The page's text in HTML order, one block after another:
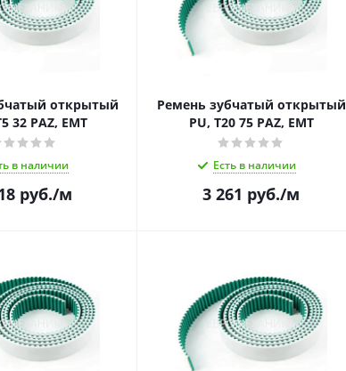
открытый
32 PAZ, EMT
в наличии
руб./м
Ремень зубчатый открытый
PU, T20 75 PAZ, EMT
Есть в наличии
3 261 руб./м